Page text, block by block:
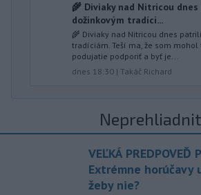
🌾 Diviaky nad Nitricou
dožinkovým tradíci...
🌾 Diviaky nad Nitricou dnes
tradíciám. Teší ma, že som mohol
podujatie podporiť a byť je...
dnes 18:30 | Takáč Richard
VEĽKÁ PREDPOVEĎ
Extrémne horúčavy
žeby nie?